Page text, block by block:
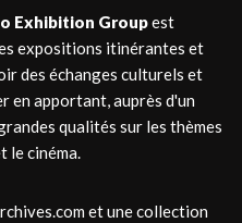
Exhibition Groupest
expositions itinérantes et
des échanges culturels et
en apportant, auprès d'un
qualités sur les thèmes
le cinéma.
et une collection